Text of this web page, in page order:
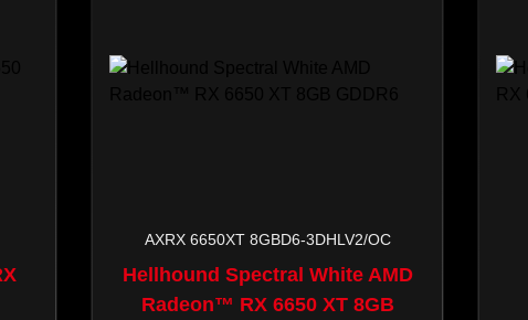
AXRX 6650XT 8GBD6-3DHLV2/OC
Hellhound Spectral White AMD
Radeon™ RX 6650 XT 8GB